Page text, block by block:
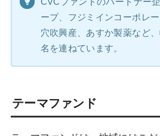
ープ、フジミインコーポレ
穴吹興産、あすか製薬など
名を連ねています。
テーマファンド